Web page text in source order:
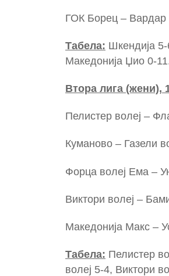
ГОК Борец –
Табела: Шкендија
Македонија Џио 0-
Втора лига (жени),
Пелистер волеј
Куманово –
Форца волеј Ема –
Виктори
Македонија
Табела: Пелистер
волеј 5-4, Виктори